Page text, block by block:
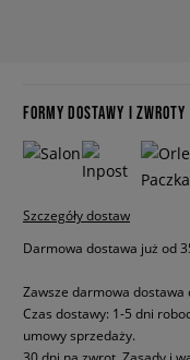
FORMY DOSTAWY I ZWROTY
Szczegóły dostaw
Darmowa dostawa już od
Zawsze darmowa dostawa
Czas dostawy: 1-5 dni
umowy sprzedaży.